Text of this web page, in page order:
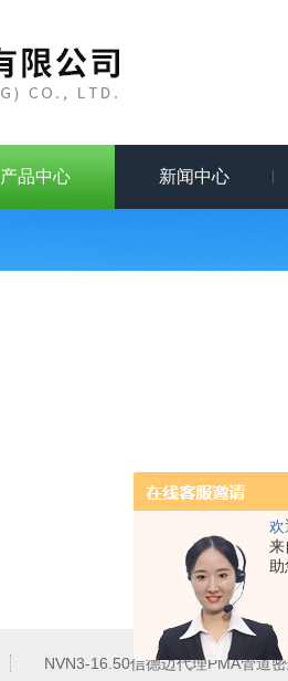
欢
来
助
产品中心 新闻中心
NVN3-16.50信德迈代理PMA管道